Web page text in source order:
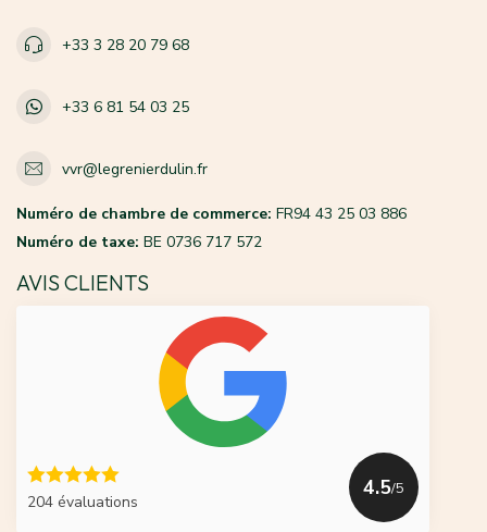
+33 3 28 20 79 68
+33 6 81 54 03 25
vvr@legrenierdulin.fr
Numéro de chambre de commerce: FR94 43 25 03 886
Numéro de taxe: BE 0736 717 572
AVIS CLIENTS
204 évaluations
4.5/5